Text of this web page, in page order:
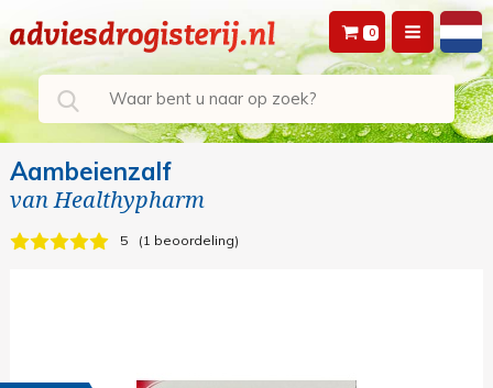
0
Aambeienzalf
vanHealthypharm
5 1 beoordeling